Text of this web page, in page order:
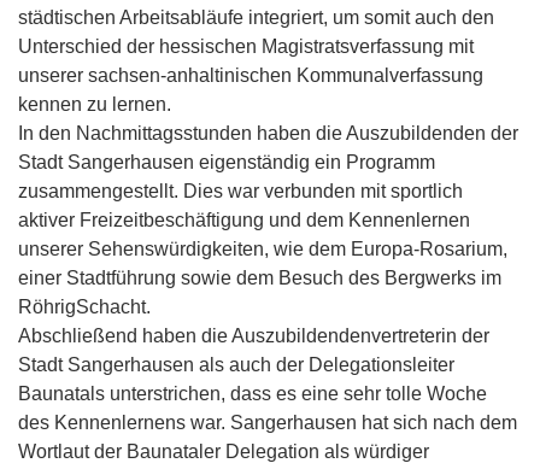
städtischen Arbeitsabläufe integriert, um somit auch den
Unterschied der hessischen Magistratsverfassung mit
unserer sachsen-anhaltinischen Kommunalverfassung
kennen zu lernen.
In den Nachmittagsstunden haben die Auszubildenden der
Stadt Sangerhausen eigenständig ein Programm
zusammengestellt. Dies war verbunden mit sportlich
aktiver Freizeitbeschäftigung und dem Kennenlernen
unserer Sehenswürdigkeiten, wie dem Europa-Rosarium,
einer Stadtführung sowie dem Besuch des Bergwerks im
RöhrigSchacht.
Abschließend haben die Auszubildendenvertreterin der
Stadt Sangerhausen als auch der Delegationsleiter
Baunatals unterstrichen, dass es eine sehr tolle Woche
des Kennenlernens war. Sangerhausen hat sich nach dem
Wortlaut der Baunataler Delegation als würdiger